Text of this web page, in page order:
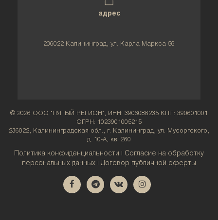
адрес
236022 Калининград, ул. Карла Маркса 56
© 2026 ООО "ПЯТЫЙ РЕГИОН", ИНН: 3906086235 КПП: 390601001
ОГРН: 1023901005215
236022, Калининградская обл., г. Калининград, ул. Мусоргского,
д. 10-А, кв. 260
Политика конфиденциальности
Согласие на обработку
персональных данных
Договор публичной оферты